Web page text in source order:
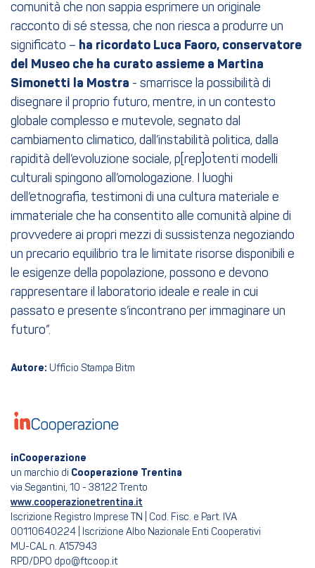
comunità che non sappia esprimere un originale
racconto di sé stessa, che non riesca a produrre un
significato – ha ricordato Luca Faoro, conservatore
del Museo che ha curato assieme a Martina
Simonetti la Mostra - smarrisce la possibilità di
disegnare il proprio futuro, mentre, in un contesto
globale complesso e mutevole, segnato dal
cambiamento climatico, dall’instabilità politica, dalla
rapidità dell’evoluzione sociale, p[rep]otenti modelli
culturali spingono all’omologazione. I luoghi
dell’etnografia, testimoni di una cultura materiale e
immateriale che ha consentito alle comunità alpine di
provvedere ai propri mezzi di sussistenza negoziando
un precario equilibrio tra le limitate risorse disponibili e
le esigenze della popolazione, possono e devono
rappresentare il laboratorio ideale e reale in cui
passato e presente s’incontrano per immaginare un
futuro”.
Autore: Ufficio Stampa Bitm
inCooperazione
un marchio di Cooperazione Trentina
via Segantini, 10 - 38122 Trento
www.cooperazionetrentina.it
Iscrizione Registro Imprese TN | Cod. Fisc. e Part. IVA
00110640224 | Iscrizione Albo Nazionale Enti Cooperativi
MU-CAL n. A157943
RPD/DPO dpo@ftcoop.it